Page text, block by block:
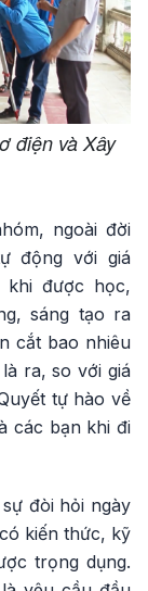
điện và Xây
ngoài đời
động với giá
khi được học,
sáng tạo ra
cắt bao nhiêu
ra, so với giá
tự hào về
các bạn khi đi
đòi hỏi ngày
kiến thức, kỹ
trọng dụng.